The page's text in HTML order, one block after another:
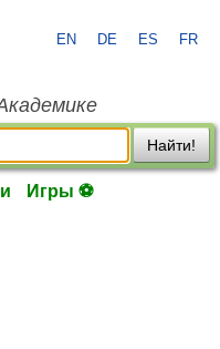
EN DE ES FR
Найти!
Игры ⚽